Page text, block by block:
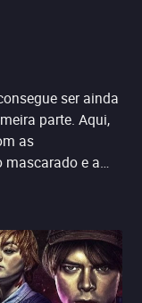
ser ainda
parte. Aqui,
as
mascarado e a
família normal.
a X-Force,
rostos
que, como
Ryan Reynolds.
este é um